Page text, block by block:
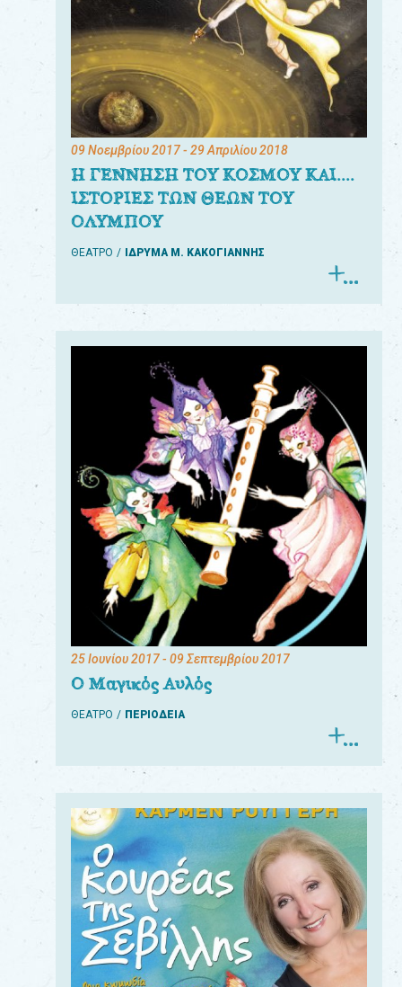
09 Νοεμβρίου 2017- 29 Απριλίου 2018
Η ΓΕΝΝΗΣΗ ΤΟΥ ΚΟΣΜΟΥ ΚΑΙ....
ΙΣΤΟΡΙΕΣ ΤΩΝ ΘΕΩΝ ΤΟΥ
ΟΛΥΜΠΟΥ
ΘΕΑΤΡΟ ΙΔΡΥΜΑ Μ. ΚΑΚΟΓΙΑΝΝΗΣ
25 Ιουνίου 2017- 09 Σεπτεμβρίου 2017
Ο Μαγικός Αυλός
ΘΕΑΤΡΟ ΠΕΡΙΟΔΕΙΑ